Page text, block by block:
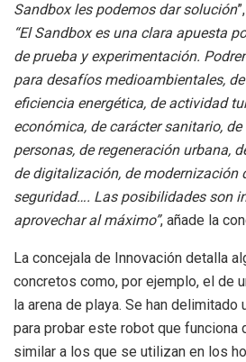
Sandbox les podemos dar solución
“El Sandbox es una clara apuesta
de prueba y experimentación.
para desafíos medioambientales,
eficiencia energética, de actividad
económica, de carácter sanitario,
personas, de regeneración urbana,
de digitalización, de modernización
seguridad…. Las posibilidades son
aprovechar al máximo”, añade la
La concejala de Innovación detalla
concretos como, por ejemplo, el de
la arena de playa. Se han
para probar este robot que funciona
similar a los que se utilizan en los